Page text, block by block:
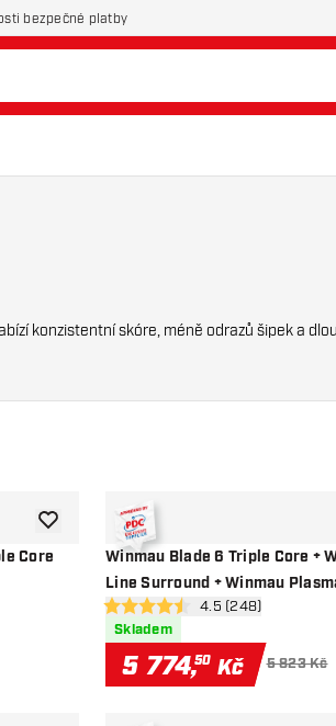
bezpečné platby
konzistentní skóre, méně odrazů šipek a
Core
Přidat do seznamu přání
Winmau Blade 6 Triple Core +
Line Surround + Winmau
otevřít panel recenzí
4.5 hodnoticí hvězdičky
4.5 (248)
Skladem
5 774,50 Kč 5 823 Kč